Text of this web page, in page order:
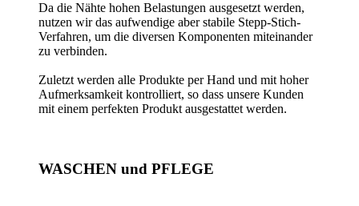
Da die Nähte hohen Belastungen ausgesetzt werden,
nutzen wir das aufwendige aber stabile Stepp-Stich-
Verfahren, um die diversen Komponenten miteinander
zu verbinden.
Zuletzt werden alle Produkte per Hand und mit hoher
Aufmerksamkeit kontrolliert, so dass unsere Kunden
mit einem perfekten Produkt ausgestattet werden.
WASCHEN und PFLEGE